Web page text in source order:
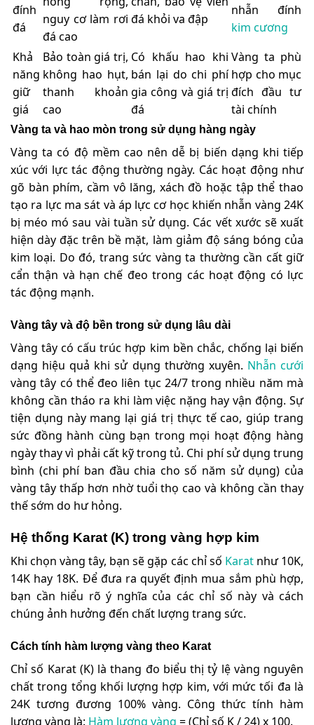
đính
đá
nguy cơ làm rơi
đá cao
đá khỏi va đập
nhẫn đính
kim cương
Khả
năng
giữ
giá
Bảo toàn giá trị,
không hao hụt,
thanh khoản
cao
Có khấu hao khi
bán lại do chi phí
gia công và giá trị
đá
Vàng ta phù
hợp cho mục
đích đầu tư
tài chính
Vàng ta và hao mòn trong sử dụng hàng ngày
Vàng ta có độ mềm cao nên dễ bị biến dạng khi tiếp
xúc với lực tác động thường ngày. Các hoạt động như
gõ bàn phím, cầm vô lăng, xách đồ hoặc tập thể thao
tạo ra lực ma sát và áp lực cơ học khiến nhẫn vàng 24K
bị méo mó sau vài tuần sử dụng. Các vết xước sẽ xuất
hiện dày đặc trên bề mặt, làm giảm độ sáng bóng của
kim loại. Do đó, trang sức vàng ta thường cần cất giữ
cẩn thận và hạn chế đeo trong các hoạt động có lực
tác động mạnh.
Vàng tây và độ bền trong sử dụng lâu dài
Vàng tây có cấu trúc hợp kim bền chắc, chống lại biến
dạng hiệu quả khi sử dụng thường xuyên. Nhẫn cưới
vàng tây có thể đeo liên tục 24/7 trong nhiều năm mà
không cần tháo ra khi làm việc nặng hay vận động. Sự
tiện dụng này mang lại giá trị thực tế cao, giúp trang
sức đồng hành cùng bạn trong mọi hoạt động hàng
ngày thay vì phải cất kỹ trong tủ. Chi phí sử dụng trung
bình (chi phí ban đầu chia cho số năm sử dụng) của
vàng tây thấp hơn nhờ tuổi thọ cao và không cần thay
thế sớm do hư hỏng.
Hệ thống Karat (K) trong vàng hợp kim
Khi chọn vàng tây, bạn sẽ gặp các chỉ số Karatnhư 10K,
14K hay 18K. Để đưa ra quyết định mua sắm phù hợp,
bạn cần hiểu rõ ý nghĩa của các chỉ số này và cách
chúng ảnh hưởng đến chất lượng trang sức.
Cách tính hàm lượng vàng theo Karat
Chỉ số Karat (K) là thang đo biểu thị tỷ lệ vàng nguyên
chất trong tổng khối lượng hợp kim, với mức tối đa là
24K tương đương 100% vàng. Công thức tính hàm
lượng vàng là: Hàm lượng vàng = (Chỉ số K / 24) x 100.